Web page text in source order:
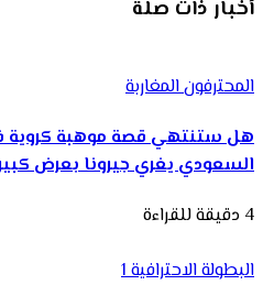
أخبار ذات صلة
المحترفون المغاربة
هل ستنتهي قصة موهبة كروية في
السعودي يغري جيرونا بعرض
4 دقيقة للقراءة
البطولة الاحترافية 1